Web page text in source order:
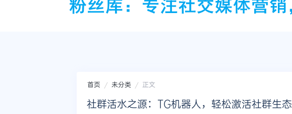
首页 未分类 正文
社群活水之源：TG机器人，轻松激活社群生态